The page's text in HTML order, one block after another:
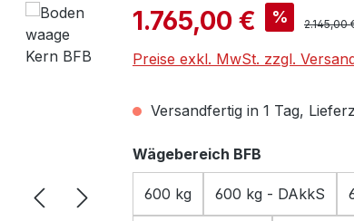
Verkaufspreis:
1.765,00 € % 2.145,00
Preise exkl. MwSt. zzgl.
Versandfertig in 1 Tag,
Wägebereich BFB
600 kg 600 kg - DAkkS